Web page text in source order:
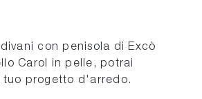
con penisola di Excò
Carol in pelle, potrai
tuo progetto d'arredo.